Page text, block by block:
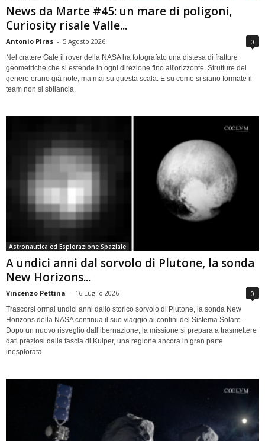
News da Marte #45: un mare di poligoni,
Curiosity risale Valle...
Antonio Piras - 5 Agosto 2026 0
Nel cratere Gale il rover della NASA ha fotografato una distesa di fratture
geometriche che si estende in ogni direzione fino all'orizzonte. Strutture del
genere erano già note, ma mai su questa scala. E su come si siano formate il
team non si sbilancia.
Astronautica ed Esplorazione Spaziale
A undici anni dal sorvolo di Plutone, la sonda
New Horizons...
Vincenzo Pettina - 16 Luglio 2026 0
Trascorsi ormai undici anni dallo storico sorvolo di Plutone, la sonda New
Horizons della NASA continua il suo viaggio ai confini del Sistema Solare.
Dopo un nuovo risveglio dall’ibernazione, la missione si prepara a trasmettere
dati preziosi dalla fascia di Kuiper, una regione ancora in gran parte
inesplorata